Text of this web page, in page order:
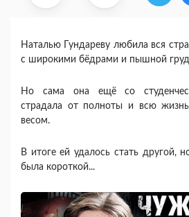
Наталью Гундареву любила вся
с широкими бёдрами и пышной
Но сама она ещё со
страдала от полноты и всю
весом.
В итоге ей удалось стать другой,
была короткой...